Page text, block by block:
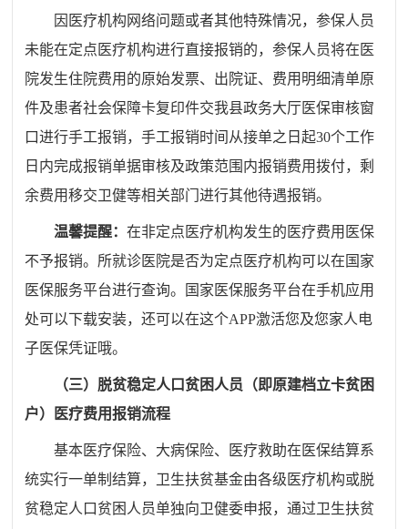
因医疗机构网络问题或者其他特殊情况，参保人员
未能在定点医疗机构进行直接报销的，参保人员将在医
院发生住院费用的原始发票、出院证、费用明细清单原
件及患者社会保障卡复印件交我县政务大厅医保审核窗
口进行手工报销，手工报销时间从接单之日起30个工作
日内完成报销单据审核及政策范围内报销费用拨付，剩
余费用移交卫健等相关部门进行其他待遇报销。
温馨提醒：在非定点医疗机构发生的医疗费用医保
不予报销。所就诊医院是否为定点医疗机构可以在国家
医保服务平台进行查询。国家医保服务平台在手机应用
处可以下载安装，还可以在这个APP激活您及您家人电
子医保凭证哦。
（三）脱贫稳定人口贫困人员（即原建档立卡贫困
户）医疗费用报销流程
基本医疗保险、大病保险、医疗救助在医保结算系
统实行一单制结算，卫生扶贫基金由各级医疗机构或脱
贫稳定人口贫困人员单独向卫健委申报，通过卫生扶贫